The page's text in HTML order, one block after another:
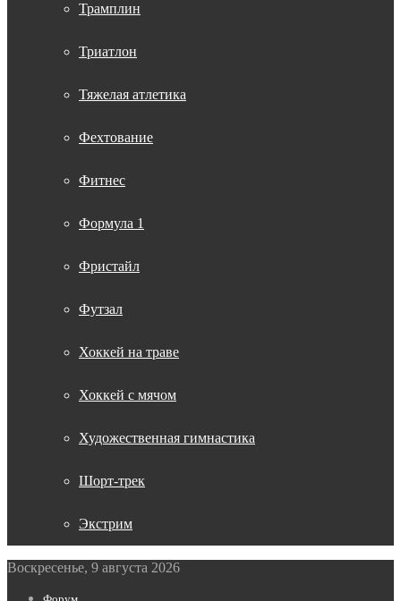
Трамплин
Триатлон
Тяжелая атлетика
Фехтование
Фитнес
Формула 1
Фристайл
Футзал
Хоккей на траве
Хоккей с мячом
Художественная гимнастика
Шорт-трек
Экстрим
Воскресенье, 9 августа 2026